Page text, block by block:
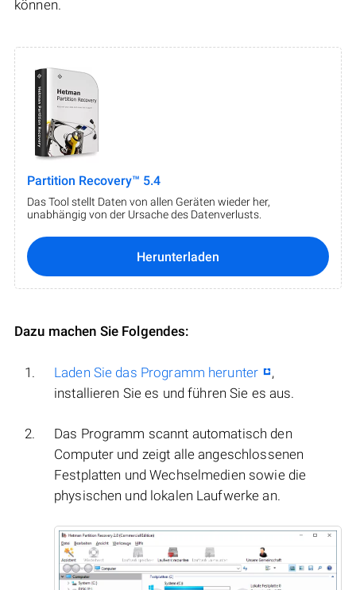
können.
Partition Recovery™ 5.4
Das Tool stellt Daten von allen Geräten wieder her,
unabhängig von der Ursache des Datenverlusts.
Herunterladen
Dazu machen Sie Folgendes:
Laden Sie das Programm herunter
,
installieren Sie es und führen Sie es aus.
Das Programm scannt automatisch den
Computer und zeigt alle angeschlossenen
Festplatten und Wechselmedien sowie die
physischen und lokalen Laufwerke an.